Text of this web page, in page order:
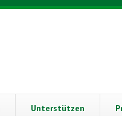
Unterstützen